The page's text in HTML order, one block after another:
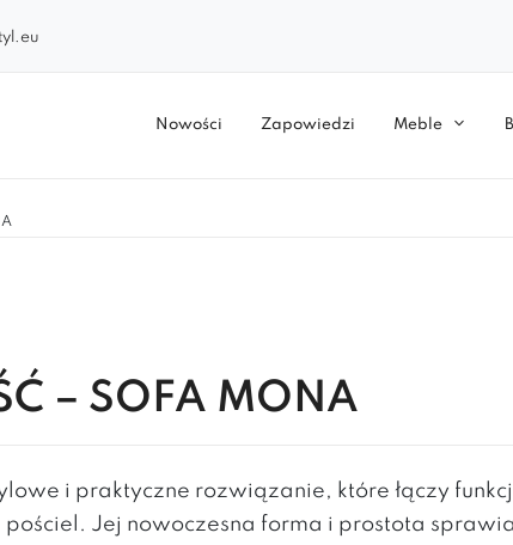
Nowości Zapowiedzi Meble
– SOFA MONA
i praktyczne rozwiązanie, które łączy
pościel. Jej nowoczesna forma i prostota